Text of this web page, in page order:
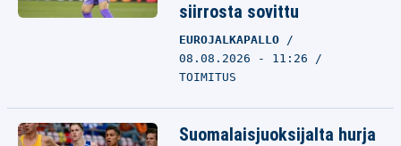
siirrosta sovittu
EUROJALKAPALLO
08.08.2026 - 11:26
TOIMITUS
Suomalaisjuoksijalta hurja